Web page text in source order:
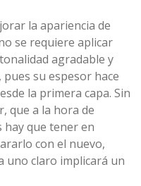
la apariencia de
se requiere aplicar
agradable y
su espesor hace
la primera capa. Sin
que a la hora de
hay que tener en
con el nuevo,
uno claro implicará un